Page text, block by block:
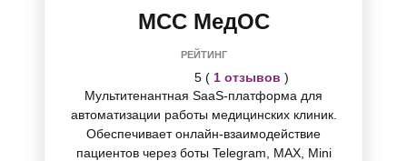
МСС МедОС
РЕЙТИНГ
5 ( 1 отзывов )
Мультитенантная SaaS-платформа для
автоматизации работы медицинских клиник.
Обеспечивает онлайн-взаимодействие
пациентов через боты Telegram, MAX, Mini